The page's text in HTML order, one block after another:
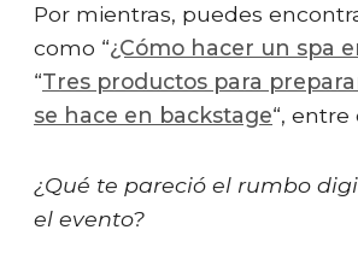
Por mientras, puedes
como “¿Cómo hacer un spa
“Tres productos para
se hace en backstage“, entre
¿Qué te pareció el rumbo
el evento?